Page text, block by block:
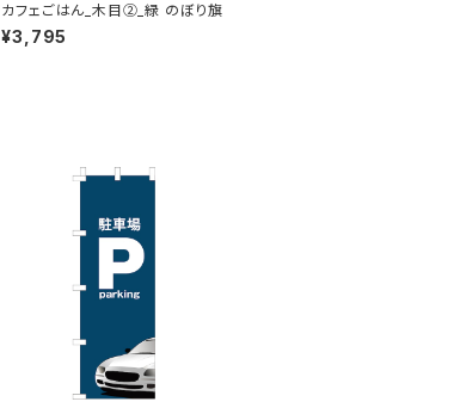
カフェごはん_木目②_緑 のぼり旗
¥3,795